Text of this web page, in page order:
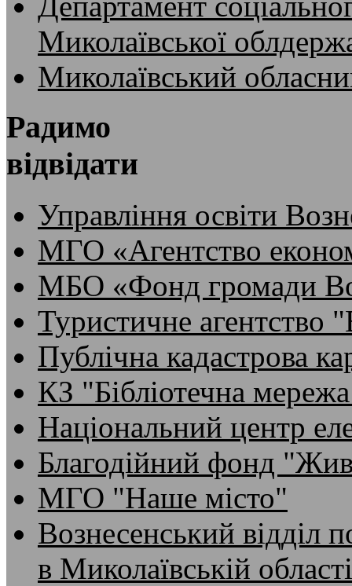
Миколаївської
Миколаївський
Радимо
відвідати
Управління освіти
МГО «Агентство
МБО «Фонд громади
Туристичне агентство
Публічна кадастрова
КЗ "Бібліотечна
Національний центр
Благодійний фонд
МГО "Наше місто"
Вознесенський відділ
в Миколаївській області